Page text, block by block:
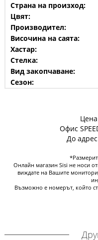
Страна на произход:
Цвят:
Производител:
Височина на саята:
Хастар:
Стелка:
Вид закопчаване:
Сезон:
Офис
До
Онлайн магазин Sisi не носи
виждате на Вашите
Възможно е номерът, който